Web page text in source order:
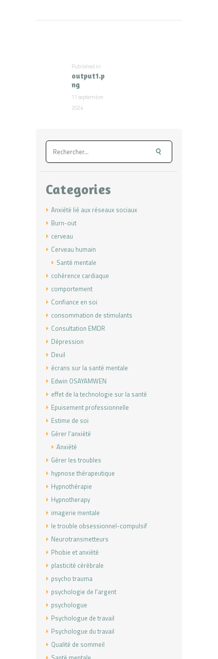
Published in
post:
output1.p
ng
11 septembre
2024
Rechercher :
Categories
Anxiété lié aux réseaux sociaux
Burn-out
cerveau
Cerveau humain
Santé mentale
cohérence cardiaque
comportement
Confiance en soi
consommation de stimulants
Consultation EMDR
Dépression
Deuil
écrans sur la santé mentale
Edwin OSAYAMWEN
effet de la technologie sur la santé
Epuisement professionnelle
Estime de soi
Gérer l'anxiété
Anxiété
Gérer les troubles
hypnose thérapeutique
Hypnothérapie
Hypnotherapy
imagerie mentale
le trouble obsessionnel-compulsif
Neurotransmetteurs
Phobie et anxiété
plasticité cérébrale
psycho trauma
psychologie de l'argent
psychologue
Psychologue de travail
Psychologue du travail
Qualité de sommeil